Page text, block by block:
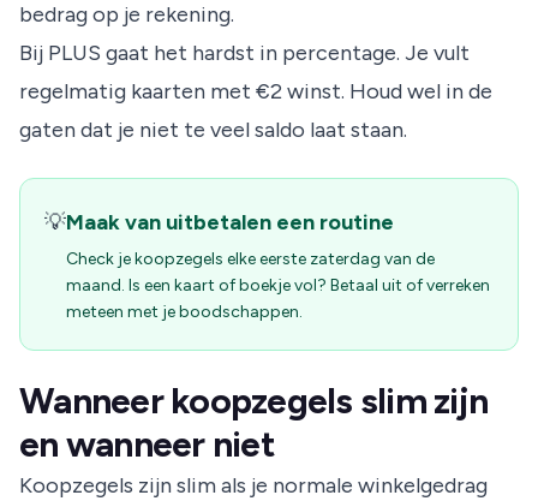
bedrag op je rekening.
Bij PLUS gaat het hardst in percentage. Je vult
regelmatig kaarten met €2 winst. Houd wel in de
gaten dat je niet te veel saldo laat staan.
💡Maak van uitbetalen een routine
Check je koopzegels elke eerste zaterdag van de
maand. Is een kaart of boekje vol? Betaal uit of verreken
meteen met je boodschappen.
Wanneer koopzegels slim zijn
en wanneer niet
Koopzegels zijn slim als je normale winkelgedrag